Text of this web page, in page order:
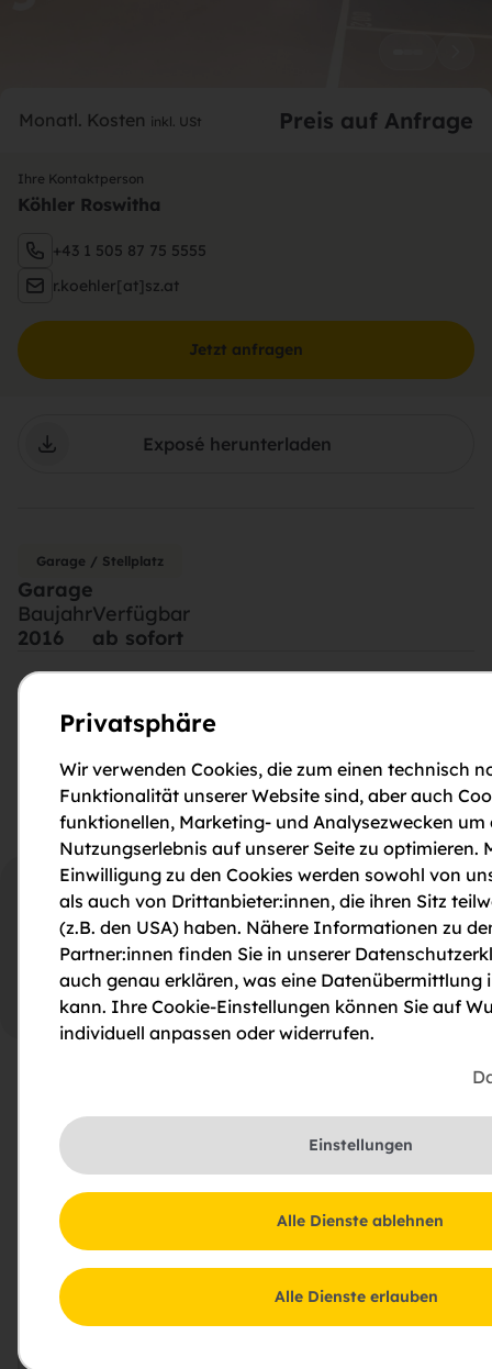
Monatl. Kosten inkl. USt Preis auf Anfrage
Ihre Kontaktperson
Köhler Roswitha
+43 1 505 87 75 5555
r.koehler[at]sz.at
Jetzt anfragen
Exposé herunterladen
Garage / Stellplatz
Garage
Baujahr
2016
Verfügbar
ab sofort
Ausstattung
Finanzierung
Galerie Lage
Garage Symboldarstellung
KFZ-Stellplatz in der Garage zur Miete.
Projektbeschreibung
KFZ-Stellplätze in der Tiefgerage verfügbar
Privatsphäre
Wir verwenden Cookies, die zum einen technisch
Funktionalität unserer Website sind, aber auch
funktionellen, Marketing- und Analysezwecken um
Nutzungserlebnis auf unserer Seite zu optimieren.
Einwilligung zu den Cookies werden sowohl von
als auch von Drittanbieter:innen, die ihren Sitz
(z.B. den USA) haben. Nähere Informationen zu
Partner:innen finden Sie in unserer
auch genau erklären, was eine Datenübermittlung
kann. Ihre Cookie-Einstellungen können Sie auf
individuell anpassen oder widerrufen.
Einstellungen
Alle Dienste ablehnen
Alle Dienste erlauben